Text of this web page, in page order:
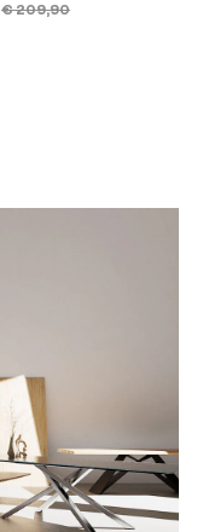
€ 209,90